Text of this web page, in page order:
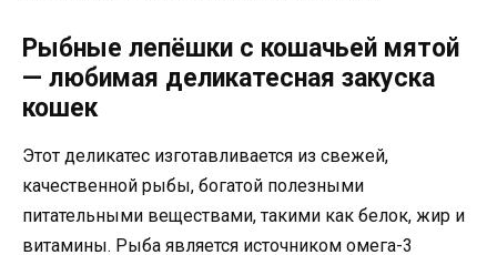
Рыбные лепёшки с кошачьей мятой
— любимая деликатесная закуска
кошек
Этот деликатес изготавливается из свежей,
качественной рыбы, богатой полезными
питательными веществами, такими как белок, жир и
витамины. Рыба является источником омега-3